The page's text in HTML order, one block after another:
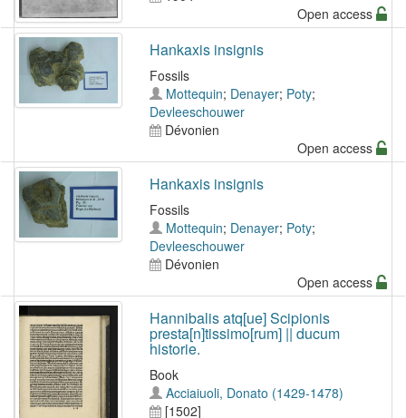
Open access
Hankaxis insignis
Fossils
Mottequin; Denayer; Poty;
Devleeschouwer
Dévonien
Open access
Hankaxis insignis
Fossils
Mottequin; Denayer; Poty;
Devleeschouwer
Dévonien
Open access
Hannibalis atq[ue] Scipionis
presta[n]tissimo[rum] || ducum
historie.
Book
Acciaiuoli, Donato (1429-1478)
[1502]